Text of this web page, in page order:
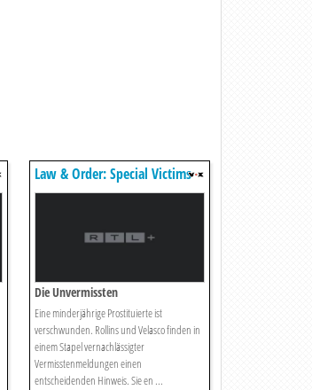
Law & Order: Special Victims
Unit
Die Unvermissten
Eine minderjährige Prostituierte ist
verschwunden. Rollins und Velasco finden in
einem Stapel vernachlässigter
Vermisstenmeldungen einen
entscheidenden Hinweis. Sie en ...